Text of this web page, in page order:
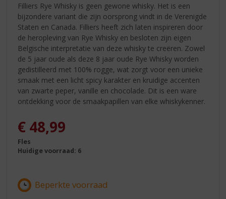
Filliers Rye Whisky is geen gewone whisky. Het is een
bijzondere variant die zijn oorsprong vindt in de Verenigde
Staten en Canada. Filliers heeft zich laten inspireren door
de heropleving van Rye Whisky en besloten zijn eigen
Belgische interpretatie van deze whisky te creëren. Zowel
de 5 jaar oude als deze 8 jaar oude Rye Whisky worden
gedistilleerd met 100% rogge, wat zorgt voor een unieke
smaak met een licht spicy karakter en kruidige accenten
van zwarte peper, vanille en chocolade. Dit is een ware
ontdekking voor de smaakpapillen van elke whiskykenner.
€ 48,99
Fles
Huidige voorraad: 6